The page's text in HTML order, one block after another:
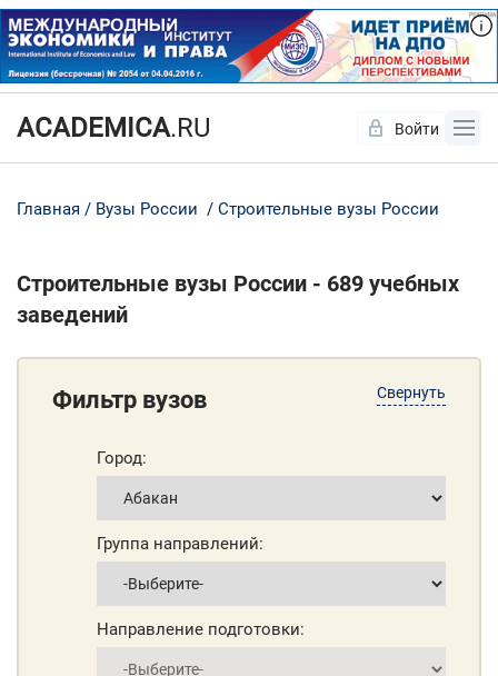
ACADEMICA.RU Войти
Главная Вузы России Строительные вузы России
Строительные вузы России - 689 учебных
заведений
Свернуть
Фильтр вузов
Город:
Группа направлений:
Направление подготовки:
Да Нет